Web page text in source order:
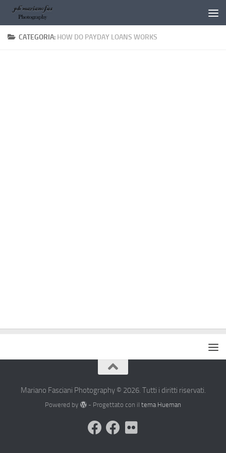
Salta al contenuto
CATEGORIA: HOW DO PAYDAY LOANS WORKS
Mariano Fasciani Photography © 2026. Tutti i diritti riservati.
Powered by - Progettato con il tema Hueman